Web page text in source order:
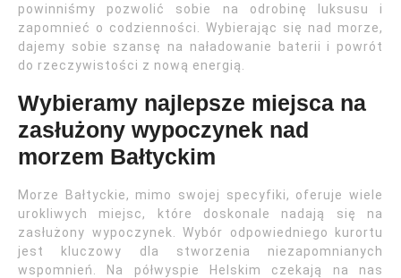
powinniśmy pozwolić sobie na odrobinę luksusu i
zapomnieć o codzienności. Wybierając się nad morze,
dajemy sobie szansę na naładowanie baterii i powrót
do rzeczywistości z nową energią.
Wybieramy najlepsze miejsca na
zasłużony wypoczynek nad
morzem Bałtyckim
Morze Bałtyckie, mimo swojej specyfiki, oferuje wiele
urokliwych miejsc, które doskonale nadają się na
zasłużony wypoczynek. Wybór odpowiedniego kurortu
jest kluczowy dla stworzenia niezapomnianych
wspomnień. Na półwyspie Helskim czekają na nas